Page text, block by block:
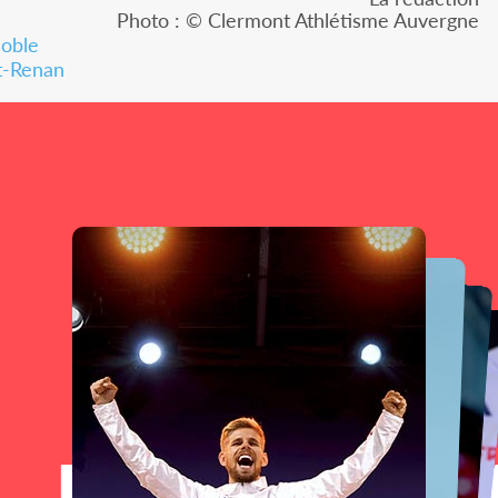
Photo : © Clermont Athlétisme Auvergne
Renan